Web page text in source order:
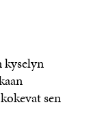
kyselyn
sen